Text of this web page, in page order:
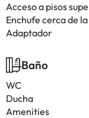
Acceso a pisos
Enchufe cerca de
Adaptador
Baño
WC
Ducha
Amenities